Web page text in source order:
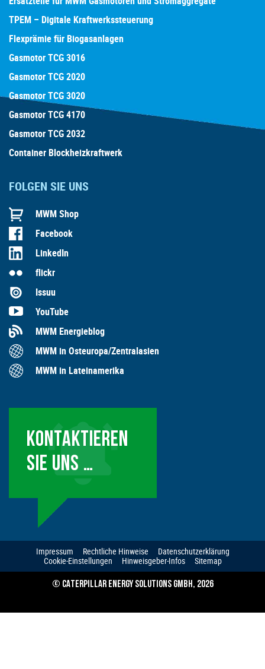
TPEM – Digitale Kraftwerkssteuerung
Flexprämie für Biogasanlagen
Gasmotor TCG 3016
Gasmotor TCG 2020
Gasmotor TCG 3020
Gasmotor TCG 4170
Gasmotor TCG 2032
Container Blockheizkraftwerk
FOLGEN SIE UNS
MWM Shop
Facebook
LinkedIn
flickr
Issuu
YouTube
MWM Energieblog
MWM in Osteuropa/Zentralasien
MWM in Lateinamerika
KONTAKTIEREN
SIE UNS …
Impressum Rechtliche Hinweise
Datenschutzerklärung
Cookie-Einstellungen
Hinweisgeber-Infos Sitemap
© CATERPILLAR ENERGY SOLUTIONS GMBH, 2026